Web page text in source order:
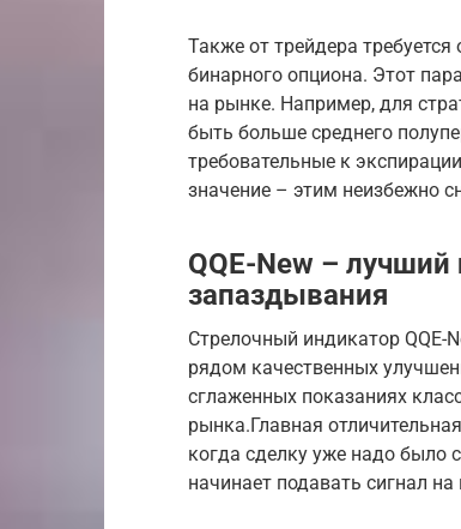
Также от трейдера
бинарного опциона. Этот
на рынке. Например, для
быть больше среднего
требовательные к
значение – этим неизбежно
QQE-New –
запаздывания
Стрелочный индикатор QQE-
рядом качественных
сглаженных показаниях
рынка.Главная
когда сделку уже надо было
начинает подавать сигнал на